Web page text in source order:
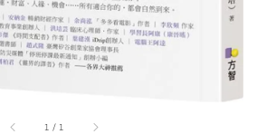
1 / 1